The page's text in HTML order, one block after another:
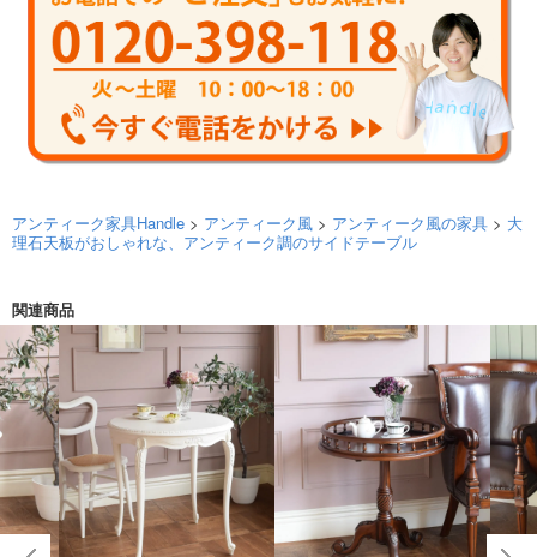
アンティーク家具Handle > アンティーク風 > アンティーク風の家具 > 大
理石天板がおしゃれな、アンティーク調のサイドテーブル
関連商品